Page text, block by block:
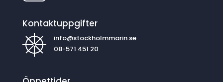
Kontaktuppgifter
info@stockholmmarin.se
08-571 451 20